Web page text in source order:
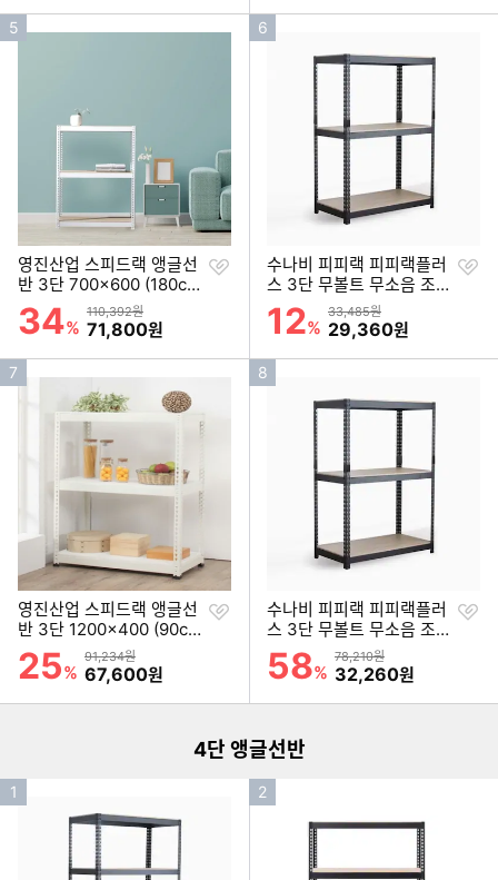
인
5
영진산업 스피드랙 앵글선
반 3단 700x600 (180cm
(높이))
할인률
34%
상품금액
110,392원
할인금액
71,800원
찜
인
6
수나비 피피랙 피피랙플러
스 3단 무볼트 무소음 조립
식 앵글선반 900x400 (15
0cm(높이))
할인률
12%
상품금액
33,485원
할인금액
29,360원
찜
인
7
영진산업 스피드랙 앵글선
반 3단 1200x400 (90cm
(높이))
할인률
25%
상품금액
91,234원
할인금액
67,600원
찜
인
8
수나비 피피랙 피피랙플러
스 3단 무볼트 무소음 조립
식 앵글선반 1000x300 (2
10cm(높이))
할인률
58%
상품금액
78,210원
할인금액
32,260원
찜
4단 앵글선반
인1
인
2